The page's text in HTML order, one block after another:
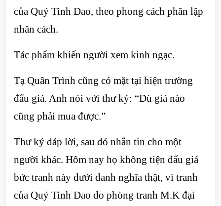
của Quý Tinh Dao, theo phong cách phân lập
nhân cách.
Tác phẩm khiến người xem kinh ngạc.
Tạ Quân Trình cũng có mặt tại hiện trường
đấu giá. Anh nói với thư ký: “Dù giá nào
cũng phải mua được.”
Thư ký đáp lời, sau đó nhắn tin cho một
người khác. Hôm nay họ không tiện đấu giá
bức tranh này dưới danh nghĩa thật, vì tranh
của Quý Tinh Dao do phòng tranh M.K đại